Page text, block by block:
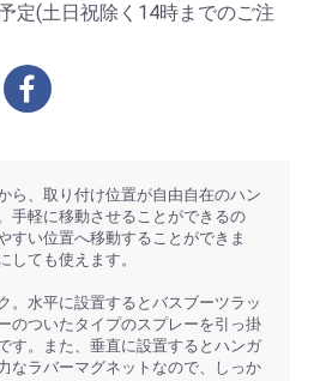
定(土日祝除く14時までのご注
ら、取り付け位置が自由自在のハン
手軽に移動させることができるの
すい位置へ移動することができま
しても使えます。
。水平に設置するとバスブーツラッ
のついたタイプのスプレーを引っ掛
す。また、垂直に設置するとハンガ
なラバーマグネットなので、しっか